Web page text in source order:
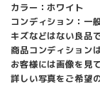
カラー：ホワイト
コンディション：一
キズなどはない良品
商品コンディション
お客様には画像を見
詳しい写真をご希望